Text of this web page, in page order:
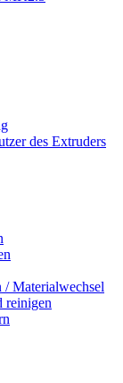
des Extruders
/ Materialwechsel
reinigen